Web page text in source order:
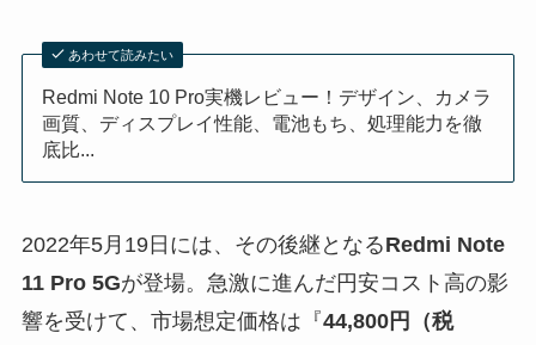
あわせて読みたい
Redmi Note 10 Pro実機レビュー！デザイン、カメラ
画質、ディスプレイ性能、電池もち、処理能力を徹
底比...
2022年5月19日には、その後継となるRedmi Note
11 Pro 5Gが登場。急激に進んだ円安コスト高の影
響を受けて、市場想定価格は『44,800円（税